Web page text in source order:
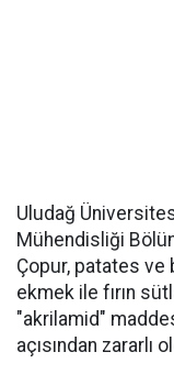
Uludağ
Mühendisliği
Çopur, patates ve
ekmek ile fırın
"akrilamid"
açısından zararlı